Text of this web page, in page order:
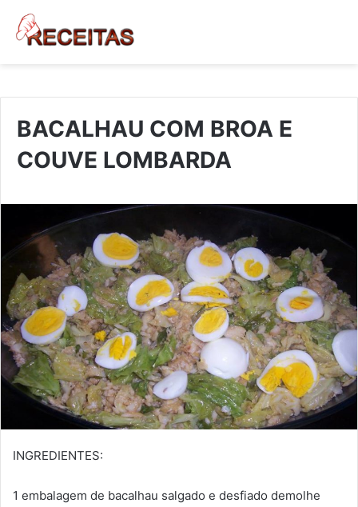
BACALHAU COM BROA E
COUVE LOMBARDA
INGREDIENTES:
1 embalagem de bacalhau salgado e desfiado demolhe